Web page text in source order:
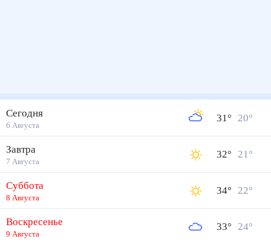
Сегодня
6 Августа
31° 20°
Завтра
7 Августа
32° 21°
Суббота
8 Августа
34° 22°
Воскресенье
9 Августа
33° 24°